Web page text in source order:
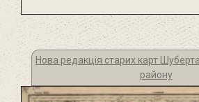
Нова редакція старих карт
району